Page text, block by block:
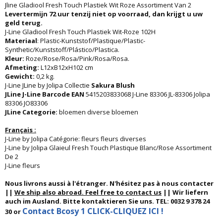
Jline Gladiool Fresh Touch Plastiek Wit Roze Assortiment Van 2
Levertermijn 72 uur tenzij niet op voorraad, dan krijgt u uw
geld terug.
J-Line Gladiool Fresh Touch Plastiek Wit-Roze 102H
Materiaal: Plastic-Kunststof/Plastique/Plastic-
Synthetic/Kunststoff/Plástico/Plastica.
Kleur: Roze/Rose/Rosa/Pink/Rosa/Rosa.
Afmeting: L12xB12xH102 cm
Gewicht: 0,2 kg.
J-Line JLine by Jolipa Collectie Sakura Blush
JLine J-Line Barcode EAN 5415203833068 J-Line 83306 JL-83306 Jolipa
83306 JO83306
JLine Categorie: bloemen diverse bloemen
Français :
J-Line by Jolipa Catégorie: fleurs fleurs diverses
J-Line by Jolipa Glaieul Fresh Touch Plastique Blanc/Rose Assortiment
De 2
J-Line fleurs
Nous livrons aussi à l'étranger. N'hésitez pas à nous contacter
|| We ship also abroad. Feel free to contact us || Wir liefern
auch im Ausland. Bitte kontaktieren Sie uns. TEL: 0032 9 378 24
30 or Contact Bcosy 1 CLICK-CLIQUEZ ICI !